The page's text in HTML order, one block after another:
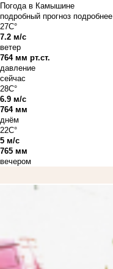
Погода в Камышине
подробный прогноз подробнее
27C°
7.2 м/с
ветер
764 мм рт.ст.
давление
сейчас
28C°
6.9 м/с
764 мм
днём
22C°
5 м/с
765 мм
вечером